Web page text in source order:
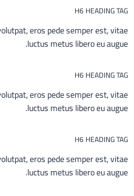
H6 HEADING TAG
eros pede semper est, vitae
luctus metus libero eu augue.
H6 HEADING TAG
eros pede semper est, vitae
luctus metus libero eu augue.
H6 HEADING TAG
eros pede semper est, vitae
luctus metus libero eu augue.